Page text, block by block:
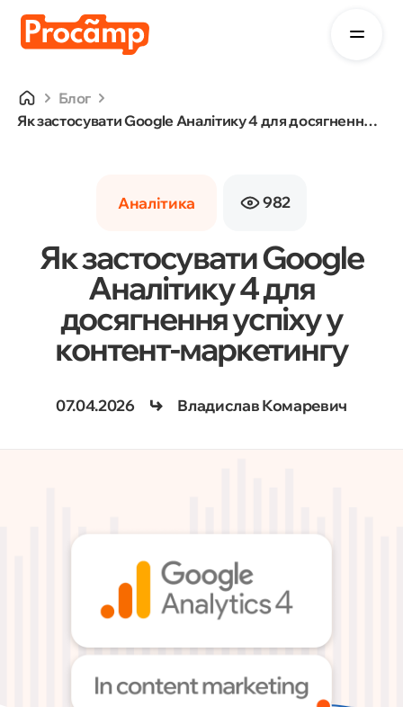
Блог
Як застосувати Google Аналітику 4 для досягнення успіху у контент-маркетингу
Аналітика 982
Як застосувати Google
Аналітику 4 для
досягнення успіху у
контент-маркетингу
07.04.2026 Владислав Комаревич